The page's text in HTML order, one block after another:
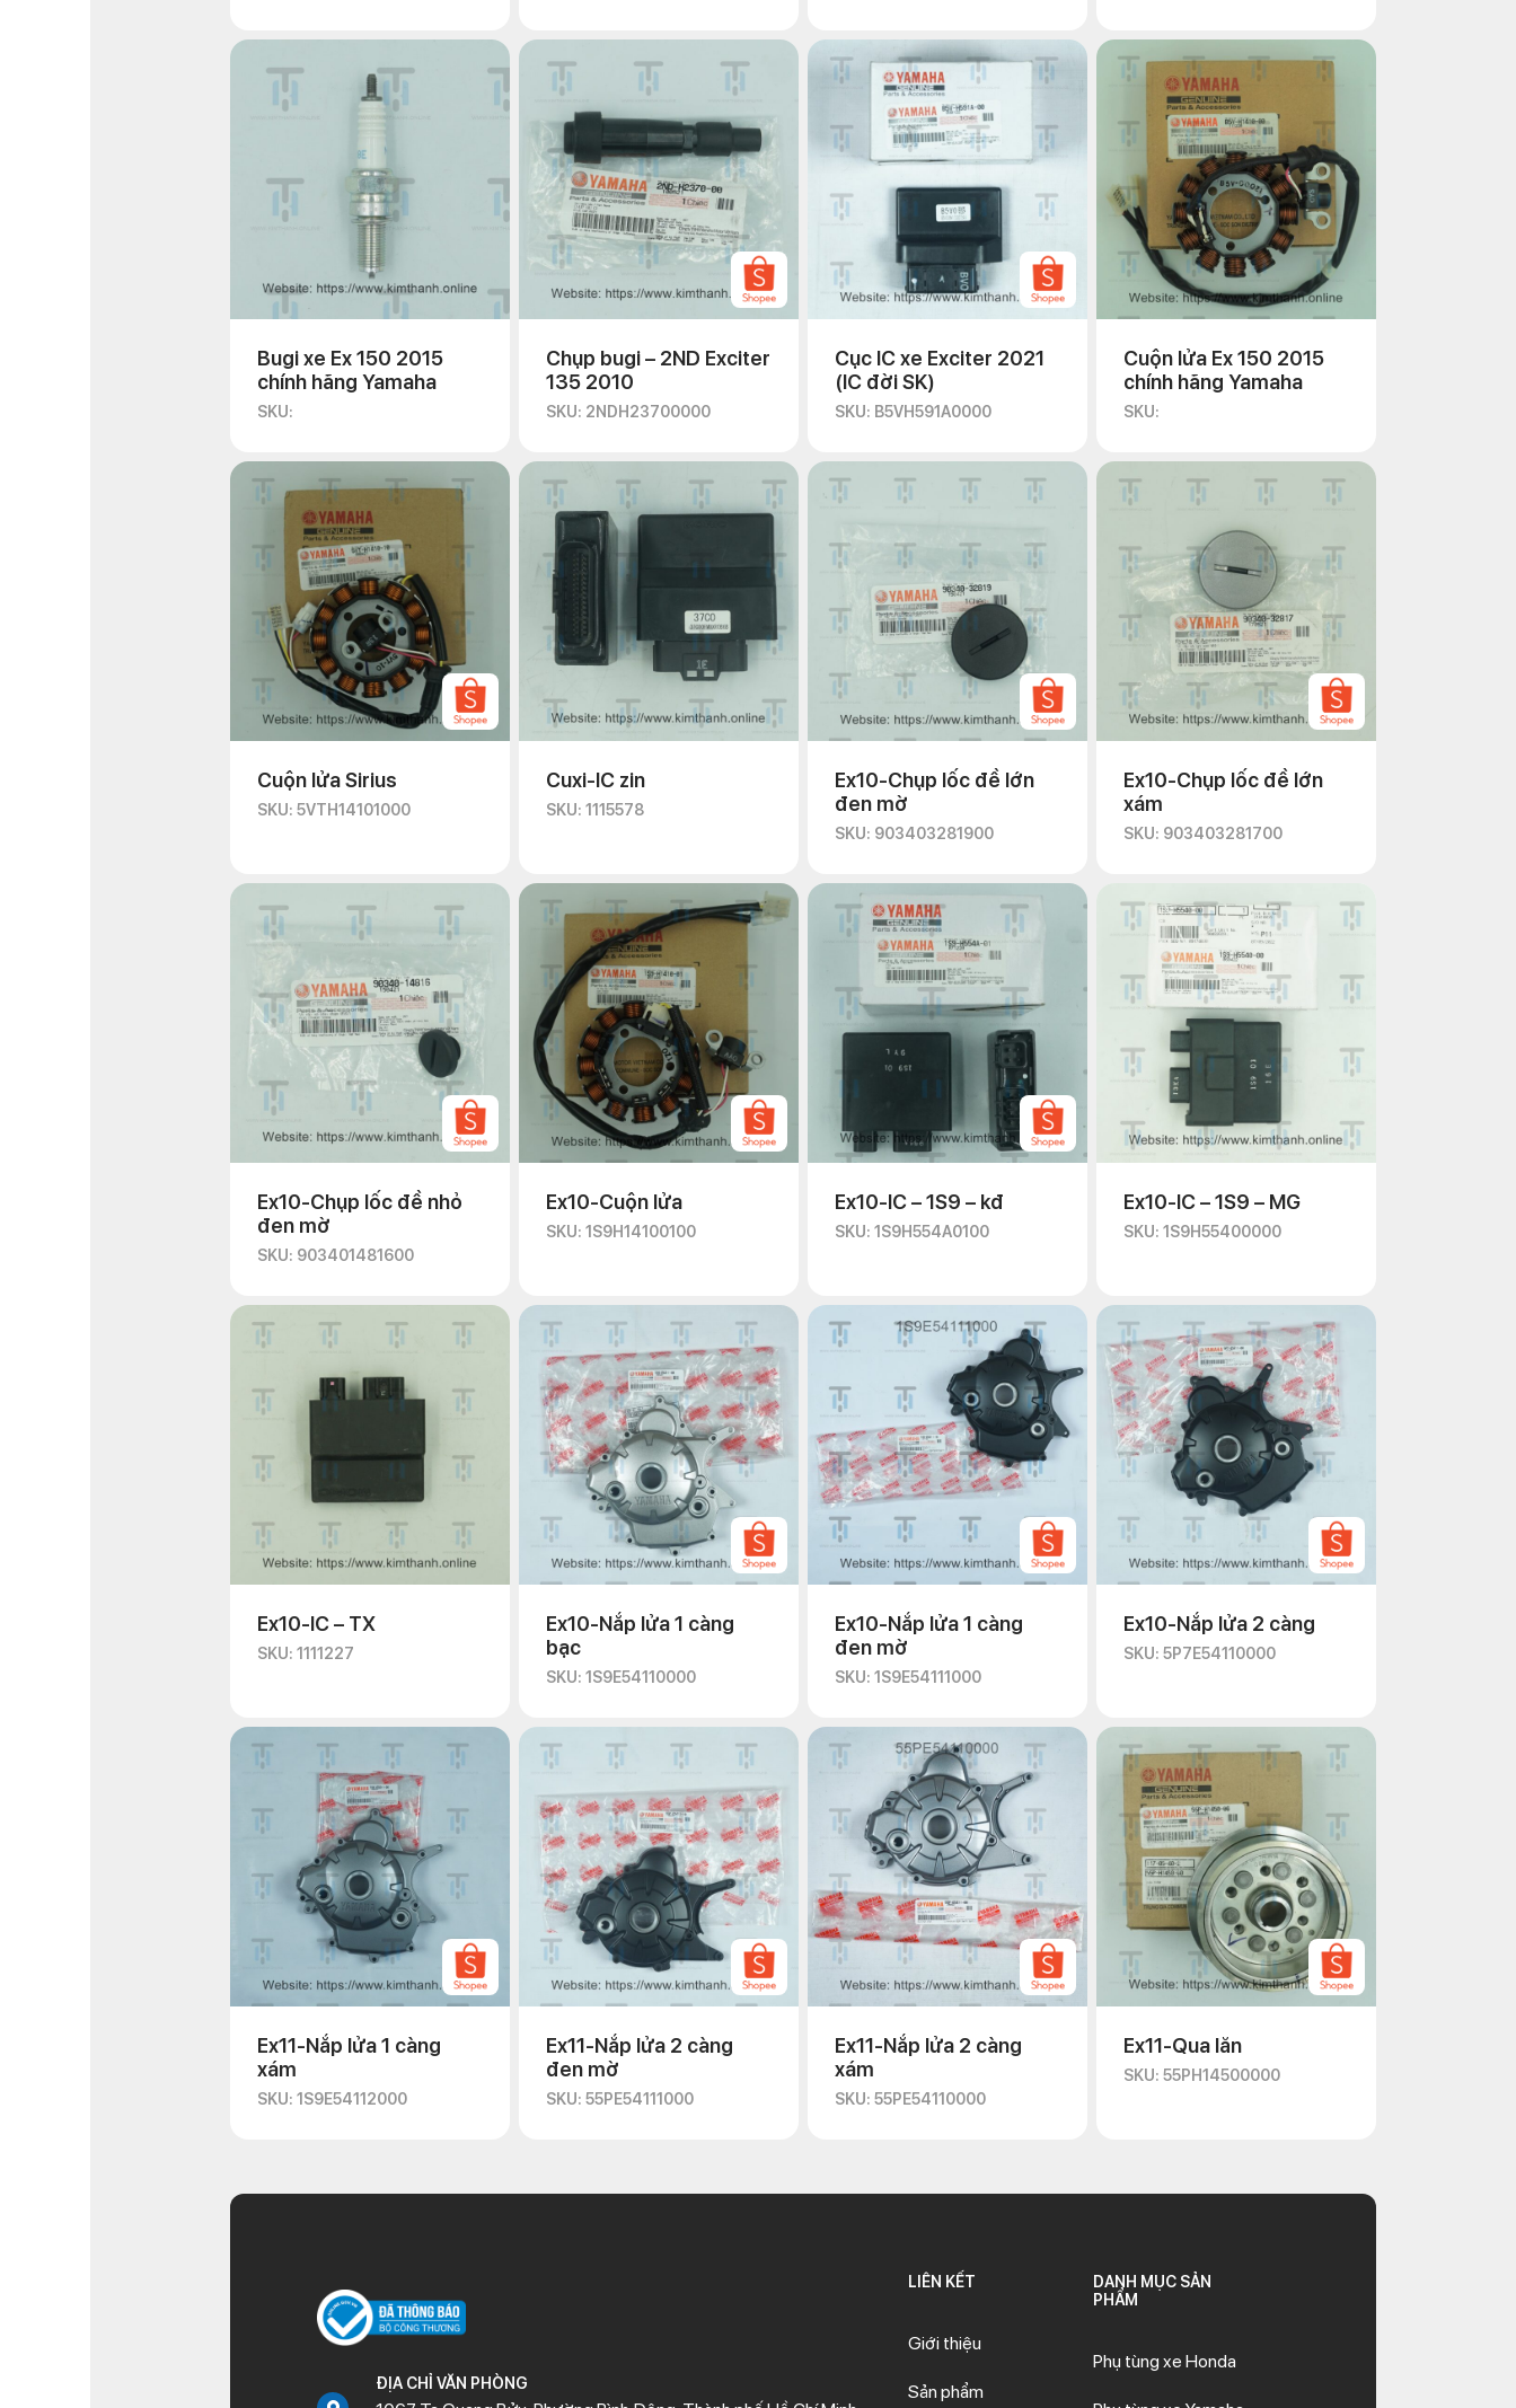
Bugi xe Ex 150 2015
chính hãng Yamaha
SKU:
Chụp bugi – 2ND Exciter
135 2010
SKU: 2NDH23700000
Cục IC xe Exciter 2021
(IC đời SK)
SKU: B5VH591A0000
Cuộn lửa Ex 150 2015
chính hãng Yamaha
SKU:
Cuộn lửa Sirius
SKU: 5VTH14101000
Cuxi-IC zin
SKU: 1115578
Ex10-Chụp lốc đề lớn
đen mờ
SKU: 903403281900
Ex10-Chụp lốc đề lớn
xám
SKU: 903403281700
Ex10-Chụp lốc đề nhỏ
đen mờ
SKU: 903401481600
Ex10-Cuộn lửa
SKU: 1S9H14100100
Ex10-IC – 1S9 – kđ
SKU: 1S9H554A0100
Ex10-IC – 1S9 – MG
SKU: 1S9H55400000
Ex10-IC – TX
SKU: 1111227
Ex10-Nắp lửa 1 càng
bạc
SKU: 1S9E54110000
Ex10-Nắp lửa 1 càng
đen mờ
SKU: 1S9E54111000
Ex10-Nắp lửa 2 càng
SKU: 5P7E54110000
Ex11-Nắp lửa 1 càng
xám
SKU: 1S9E54112000
Ex11-Nắp lửa 2 càng
đen mờ
SKU: 55PE54111000
Ex11-Nắp lửa 2 càng
xám
SKU: 55PE54110000
Ex11-Qua lăn
SKU: 55PH14500000
ĐỊA CHỈ VĂN PHÒNG
LIÊN KẾT
Giới thiệu
Sản phẩm
DANH MỤC SẢN
PHẨM
Phụ tùng xe Honda